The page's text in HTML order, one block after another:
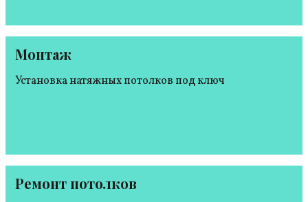
Монтаж
Установка натяжных потолков под ключ
Ремонт потолков